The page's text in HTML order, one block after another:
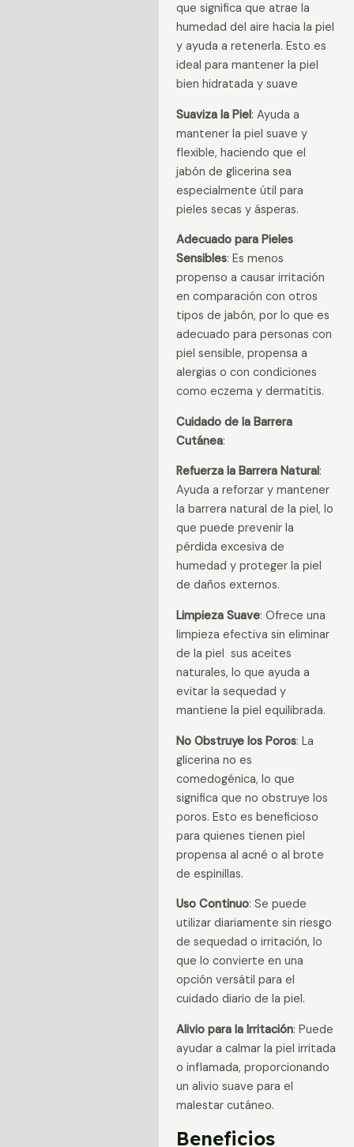
que significa que atrae la
humedad del aire hacia la piel
y ayuda a retenerla. Esto es
ideal para mantener la piel
bien hidratada y suave
Suaviza la Piel: Ayuda a
mantener la piel suave y
flexible, haciendo que el
jabón de glicerina sea
especialmente útil para
pieles secas y ásperas.
Adecuado para Pieles
Sensibles: Es menos
propenso a causar irritación
en comparación con otros
tipos de jabón, por lo que es
adecuado para personas con
piel sensible, propensa a
alergias o con condiciones
como eczema y dermatitis.
Cuidado de la Barrera
Cutánea:
Refuerza la Barrera Natural:
Ayuda a reforzar y mantener
la barrera natural de la piel, lo
que puede prevenir la
pérdida excesiva de
humedad y proteger la piel
de daños externos.
Limpieza Suave: Ofrece una
limpieza efectiva sin eliminar
de la piel sus aceites
naturales, lo que ayuda a
evitar la sequedad y
mantiene la piel equilibrada.
No Obstruye los Poros: La
glicerina no es
comedogénica, lo que
significa que no obstruye los
poros. Esto es beneficioso
para quienes tienen piel
propensa al acné o al brote
de espinillas.
Uso Continuo: Se puede
utilizar diariamente sin riesgo
de sequedad o irritación, lo
que lo convierte en una
opción versátil para el
cuidado diario de la piel.
Alivio para la Irritación: Puede
ayudar a calmar la piel irritada
o inflamada, proporcionando
un alivio suave para el
malestar cutáneo.
Beneficios